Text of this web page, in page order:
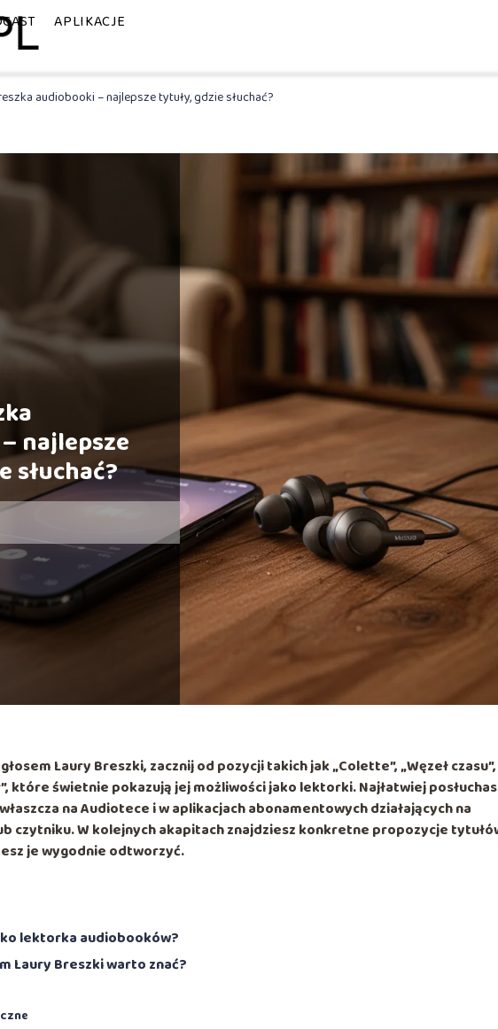
APLIKACJE
audiobooki – najlepsze tytuły, gdzie słuchać?
najlepsze
słuchać?
Laury Breszki, zacznij od pozycji takich jak„Colette”,„Węzeł czasu”,
, które świetnie pokazują jej możliwości jako lektorki. Najłatwiej
naAudiotece i w aplikacjach abonamentowych działających na
czytniku. W kolejnych akapitach znajdziesz konkretne propozycje
je wygodnie odtworzyć.
lektorka audiobooków?
Laury Breszki warto znać?